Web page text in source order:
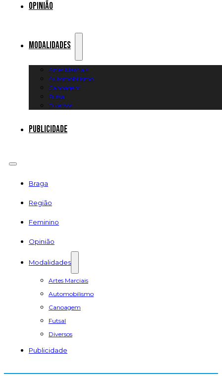
Opinião
Modalidades
Artes Marciais
Automobilismo
Canoagem
Futsal
Diversos
Publicidade
Braga
Região
Feminino
Opinião
Modalidades
Artes Marciais
Automobilismo
Canoagem
Futsal
Diversos
Publicidade